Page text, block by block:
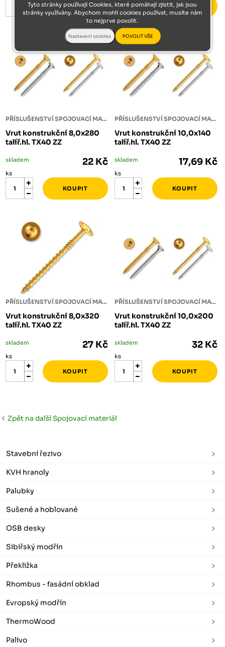
PŘÍSLUŠENSTVÍ SPOJOVACÍ MATERIÁL
Vrut konstrukční 8,0x280
talíř.hl. TX40 ZZ
skladem 22 Kč
ks
PŘÍSLUŠENSTVÍ SPOJOVACÍ MATERIÁL
Vrut konstrukční 10,0x140
talíř.hl. TX40 ZZ
skladem 17,69 Kč
ks
PŘÍSLUŠENSTVÍ SPOJOVACÍ MATERIÁL
Vrut konstrukční 8,0x320
talíř.hl. TX40 ZZ
skladem 27 Kč
ks
PŘÍSLUŠENSTVÍ SPOJOVACÍ MATERIÁL
Vrut konstrukční 10,0x200
talíř.hl. TX40 ZZ
skladem 32 Kč
ks
Zpět na další Spojovací materiál
Stavební řezivo
KVH hranoly
Palubky
Sušené a hoblované
OSB desky
Sibiřský modřín
Překližka
Rhombus - fasádní obklad
Evropský modřín
ThermoWood
Palivo
Tyto stránky používají Cookies, které pomáhají zjistit, jak jsou
stránky využívány. Abychom mohli cookies používat, musíte nám
to nejprve povolit.